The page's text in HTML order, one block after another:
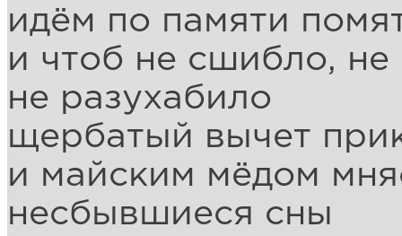
идём по памяти
и чтоб не сшибло, не
не разухабило
щербатый вычет
и майским мёдом
несбывшиеся сны